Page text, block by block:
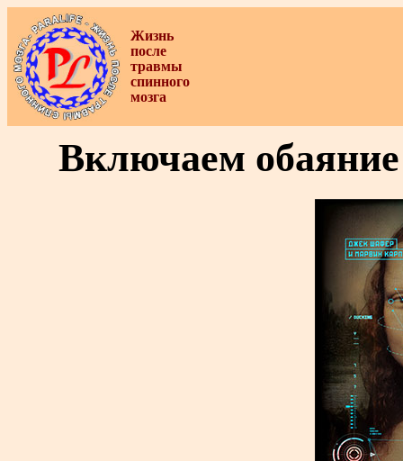
Жизнь
после
травмы
спинного
мозга
Включаем